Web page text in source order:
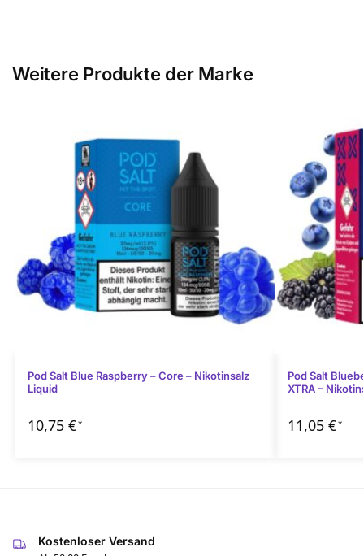
Weitere Produkte der Marke
Pod Salt Blue Raspberry – Core – Nikotinsalz
Liquid
10,75 €*
Pod Salt
XTRA –
11,05 €*
Kostenloser Versand